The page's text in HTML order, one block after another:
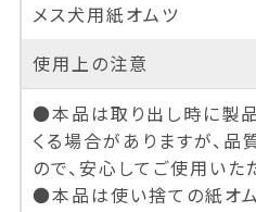
メス犬用紙オムツ
使用上の注意
●本品は取り出し時に製
くる場合がありますが、
ので、安心してご使用いた
●本品は使い捨ての紙オ